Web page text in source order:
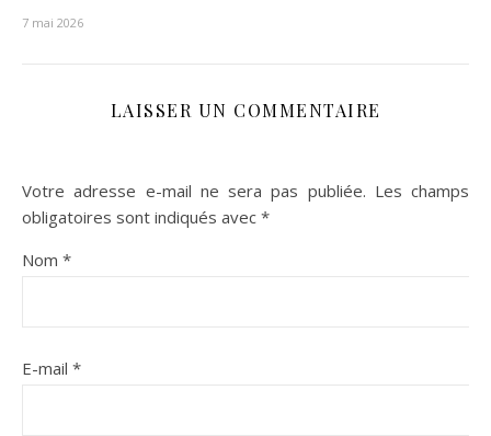
7 mai 2026
LAISSER UN COMMENTAIRE
Votre adresse e-mail ne sera pas publiée. Les champs
obligatoires sont indiqués avec *
Nom *
E-mail *